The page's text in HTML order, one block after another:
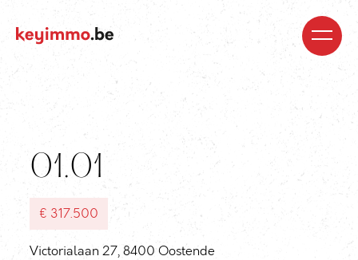
01.01
€ 317.500
Victorialaan 27, 8400 Oostende